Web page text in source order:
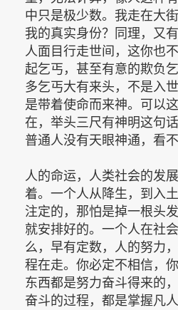
中只是极少数。我走在大
我的真实身份？同理，又
人面目行走世间，这你也
起乞丐，甚至有意的欺负
多乞丐大有来头，不是入
是带着使命而来神。可以
在，举头三尺有神明这句
普通人没有天眼神通，看不
人的命运，人类社会的发
着。一个人从降生，到入
注定的，那怕是掉一根头
就安排好的。一个人在社
么，早有定数，人的努力
程在走。你必定不相信，
东西都是努力奋斗得来的
奋斗的过程，都是掌握凡